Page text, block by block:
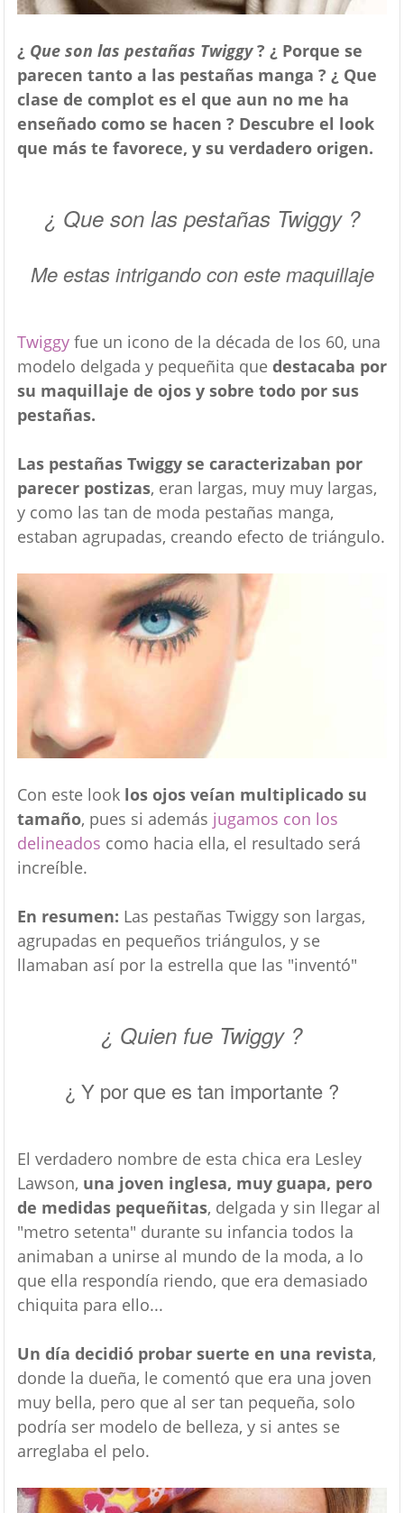
¿ Que son las pestañas Twiggy? ¿ Porque se
parecen tanto a las pestañas manga ? ¿ Que
clase de complot es el que aun no me ha
enseñado como se hacen ? Descubre el look
que más te favorece, y su verdadero origen.
¿ Que son las pestañas Twiggy ?
Me estas intrigando con este maquillaje
Twiggyfue un icono de la década de los 60, una
modelo delgada y pequeñita quedestacaba por
su maquillaje de ojos y sobre todo por sus
pestañas.
Las pestañas Twiggy se caracterizaban por
parecer postizas, eran largas, muy muy largas,
y como las tan de moda pestañas manga,
estaban agrupadas, creando efecto de triángulo.
Con este look los ojos veían multiplicado su
tamaño, pues si además jugamos con los
delineados como hacia ella, el resultado será
increíble.
En resumen: Las pestañas Twiggy son largas,
agrupadas en pequeños triángulos, y se
llamaban así por la estrella que las "inventó"
¿ Quien fue Twiggy ?
¿ Y por que es tan importante ?
El verdadero nombre de esta chica era Lesley
Lawson, una joven inglesa, muy guapa, pero
de medidas pequeñitas, delgada y sin llegar al
"metro setenta" durante su infancia todos la
animaban a unirse al mundo de la moda, a lo
que ella respondía riendo, que era demasiado
chiquita para ello...
Un día decidió probar suerte en una revista,
donde la dueña, le comentó que era una joven
muy bella, pero que al ser tan pequeña, solo
podría ser modelo de belleza, y si antes se
arreglaba el pelo.